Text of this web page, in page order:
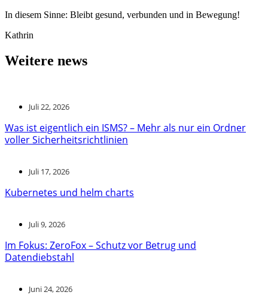
In diesem Sinne: Bleibt gesund, verbunden und in Bewegung!
Kathrin
Weitere news
Juli 22, 2026
Was ist eigentlich ein ISMS? – Mehr als nur ein Ordner
voller Sicherheitsrichtlinien
Juli 17, 2026
Kubernetes und helm charts
Juli 9, 2026
Im Fokus: ZeroFox – Schutz vor Betrug und
Datendiebstahl
Juni 24, 2026